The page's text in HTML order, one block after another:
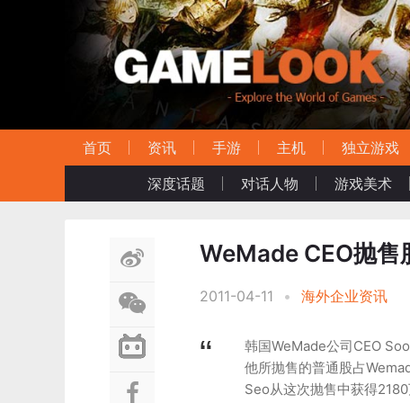
首页 资讯 手游 主机 独立游戏
深度话题
对话人物 游戏美术
WeMade CEO抛
2011-04-11 • 海外企业资讯
韩国WeMade公司CEO
他所抛售的普通股占
Seo从这次抛售中获得